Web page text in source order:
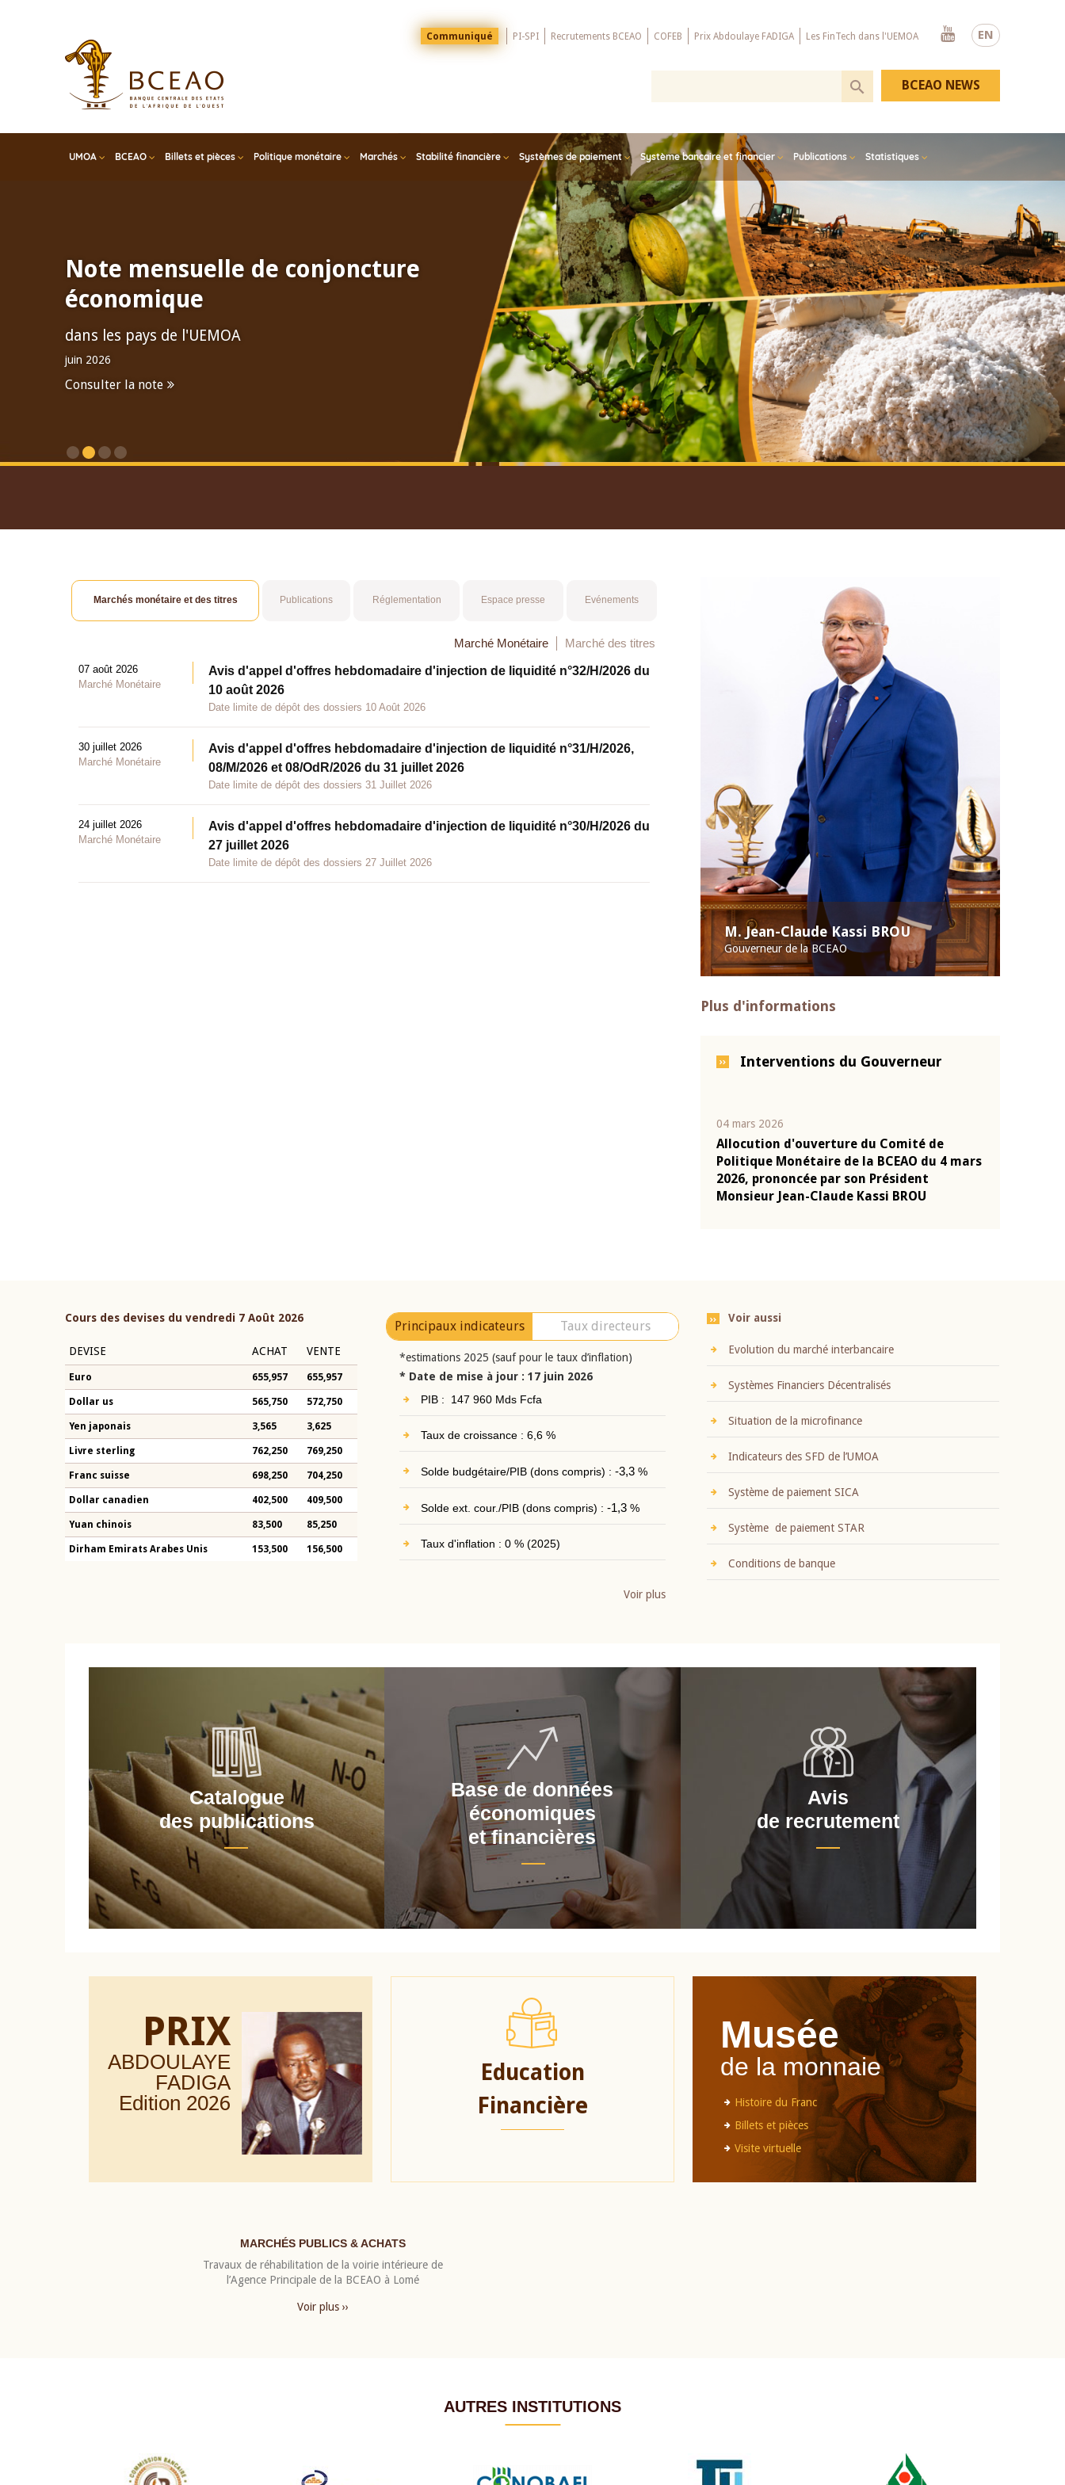
EN
Menu
Top
Communiqué PI-SPI Recrutements BCEAO COFEB Prix Abdoulaye FADIGA Les FinTech dans l'UEMOA
Youtube
UMOA BCEAO Billets et pièces Politique monétaire Marchés Stabilité financière Systèmes de paiement Système bancaire et financier Publications Statistiques
BCEAO NEWS
Note mensuelle de conjoncture
économique
dans les pays de l'UEMOA
juin 2026
Consulter la note
M. Jean-Claude Kassi BROU
Gouverneur de la BCEAO
Plus d'informations
Interventions du Gouverneur
04 mars 2026
Allocution d'ouverture du Comité de
Politique Monétaire de la BCEAO du 4 mars
2026, prononcée par son Président
Monsieur Jean-Claude Kassi BROU
Marchés monétaire et des titres Publications Réglementation Espace presse Evénements
Marché Monétaire Marché des titres
07 août 2026
Marché Monétaire
Avis d'appel d'offres hebdomadaire d'injection de liquidité n°32/H/2026 du
10 août 2026
Date limite de dépôt des dossiers 10 Août 2026
30 juillet 2026
Marché Monétaire
Avis d'appel d'offres hebdomadaire d'injection de liquidité n°31/H/2026,
08/M/2026 et 08/OdR/2026 du 31 juillet 2026
Date limite de dépôt des dossiers 31 Juillet 2026
24 juillet 2026
Marché Monétaire
Avis d'appel d'offres hebdomadaire d'injection de liquidité n°30/H/2026 du
27 juillet 2026
Date limite de dépôt des dossiers 27 Juillet 2026
Cours des devises du vendredi 7 Août 2026
DEVISE ACHAT VENTE
Euro 655,957 655,957
Dollar us 565,750 572,750
Yen japonais 3,565 3,625
Livre sterling 762,250 769,250
Franc suisse 698,250 704,250
Dollar canadien 402,500 409,500
Yuan chinois 83,500 85,250
Dirham Emirats Arabes Unis 153,500 156,500
Principaux indicateurs Taux directeurs
*estimations 2025 (sauf pour le taux d’inflation)
* Date de mise à jour : 17 juin 2026
PIB : 147 960 Mds Fcfa
Taux de croissance : 6,6 %
Solde budgétaire/PIB (dons compris) : -3,3%
Solde ext. cour./PIB (dons compris) : -1,3%
Taux d'inflation : 0 % (2025)
Voir plus
Voir aussi
Evolution du marché interbancaire
Systèmes Financiers Décentralisés
Situation de la microfinance
Indicateurs des SFD de l’UMOA
Système de paiement SICA
Système de paiement STAR
Conditions de banque
Catalogue
des publications
Base de données
économiques
et financières
Avis
de recrutement
PRIX
ABDOULAYE
FADIGA
Edition 2026
Education
Financière
Musée
de la monnaie
Histoire du Franc
Billets et pièces
Visite virtuelle
MARCHÉS PUBLICS & ACHATS
Travaux de réhabilitation de la voirie intérieure de
l’Agence Principale de la BCEAO à Lomé
Voir plus ››
AUTRES INSTITUTIONS